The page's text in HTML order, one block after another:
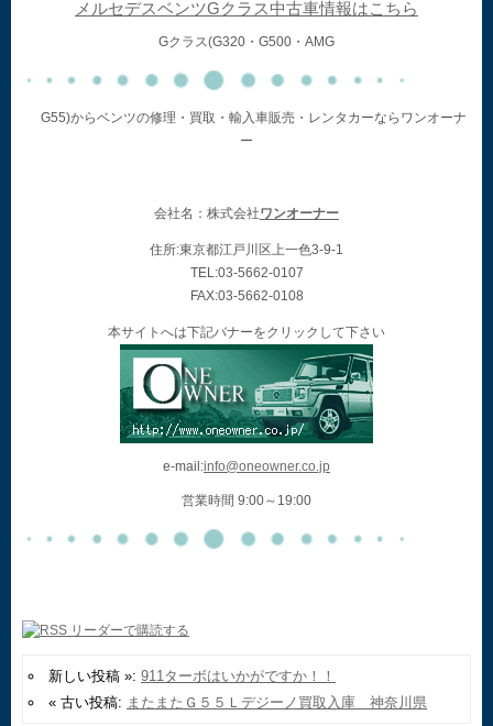
メルセデスベンツGクラス中古車情報はこちら
Gクラス(G320・G500・AMG
G55)からベンツの修理・買取・輸入車販売・レンタカーならワンオーナ
ー
会社名：株式会社ワンオーナー
住所:東京都江戸川区上一色3-9-1
TEL:03-5662-0107
FAX:03-5662-0108
本サイトへは下記バナーをクリックして下さい
e-mail:info@oneowner.co.jp
営業時間 9:00～19:00
新しい投稿 »: 911ターボはいかがですか！！
« 古い投稿: またまたＧ５５Ｌデジーノ買取入庫 神奈川県